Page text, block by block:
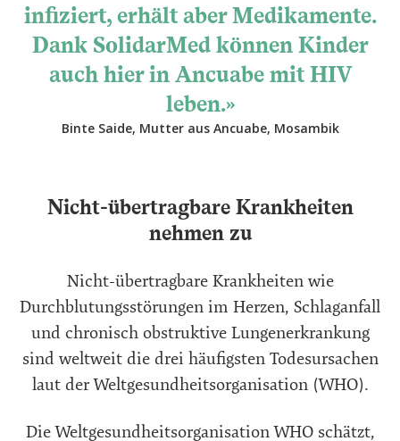
infiziert, erhält aber Medikamente.
Dank SolidarMed können Kinder
auch hier in Ancuabe mit HIV
leben.
Binte Saide, Mutter aus Ancuabe, Mosambik
Nicht-übertragbare Krankheiten
nehmen zu
Nicht-übertragbare Krankheiten wie
Durchblutungsstörungen im Herzen, Schlaganfall
und chronisch obstruktive Lungenerkrankung
sind weltweit die drei häufigsten Todesursachen
laut der Weltgesundheitsorganisation (WHO).
Die Weltgesundheitsorganisation WHO schätzt,